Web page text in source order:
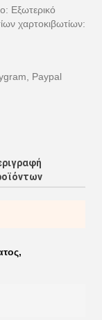
Εξωτερικό
χαρτοκιβωτίων:
Paypal
,